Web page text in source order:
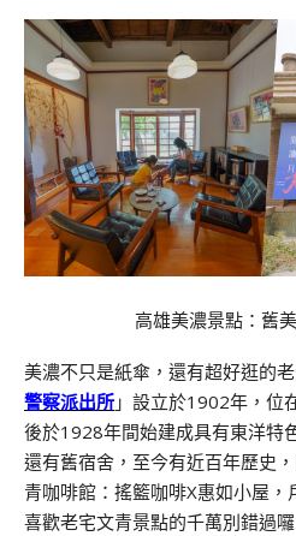
高雄美濃景點：舊
美濃不只是紙傘，還有超好逛的
警察派出所 」設立於1902年，位
後於1928年間始建成具有東洋特
還有舊宿舍，至今有近百年歷史
青咖啡館：搖籃咖啡X惠如小屋，
喜歡老宅文青景點的千萬別錯過囉